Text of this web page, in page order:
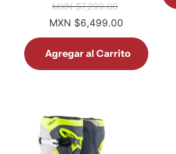
MXN $7,299.00
MXN $6,499.00
Agregar al Carrito